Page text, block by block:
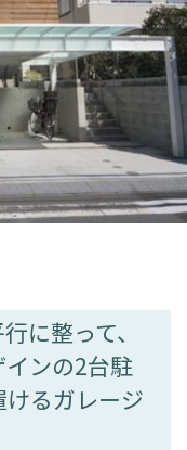
に整って、
ンの2台駐
るガレージ